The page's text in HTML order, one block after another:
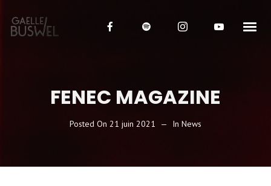
FENEC MAGAZINE
Posted On 21 juin 2021 In News